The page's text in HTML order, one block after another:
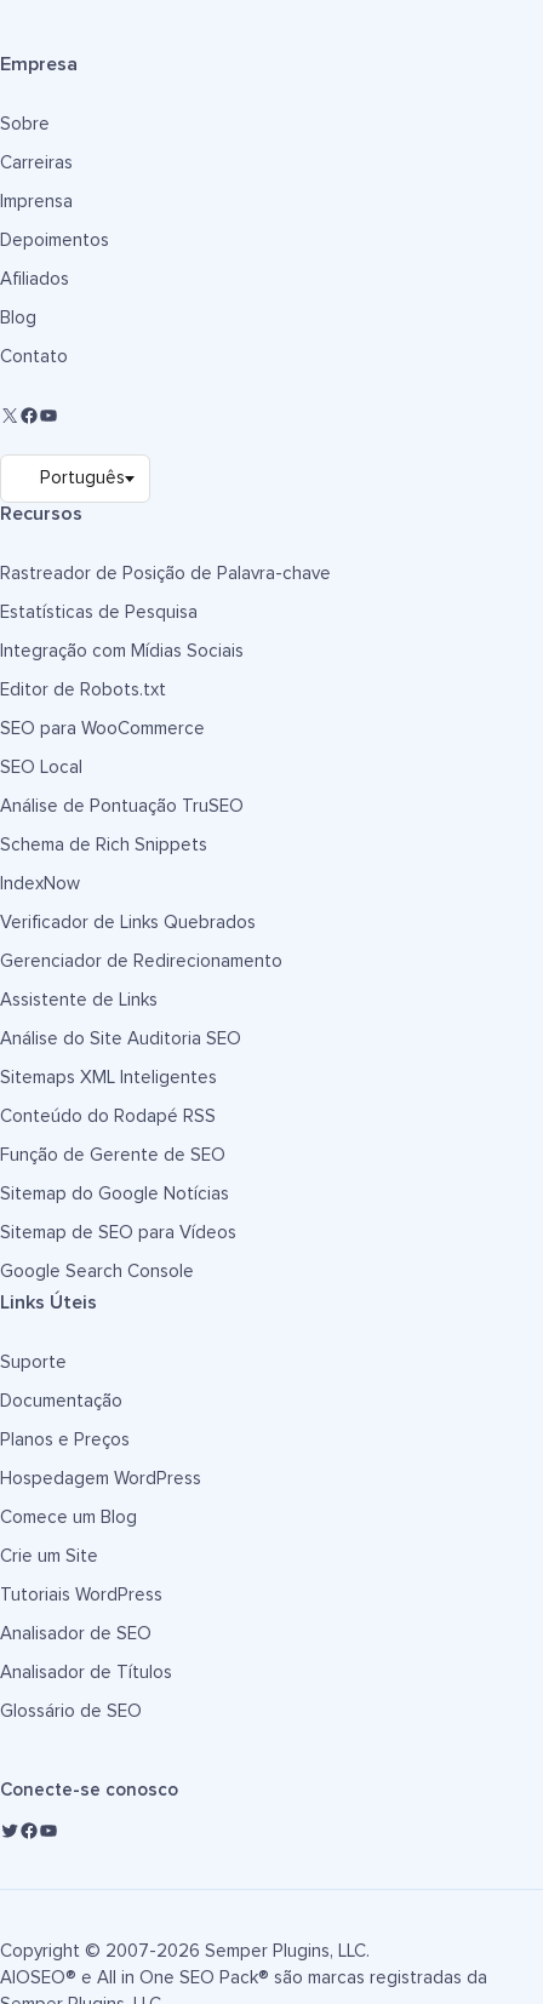
Empresa
Sobre
Carreiras
Imprensa
Depoimentos
Afiliados
Blog
Contato
Recursos
Rastreador de Posição de Palavra-chave
Estatísticas de Pesquisa
Integração com Mídias Sociais
Editor de Robots.txt
SEO para WooCommerce
SEO Local
Análise de Pontuação TruSEO
Schema de Rich Snippets
IndexNow
Verificador de Links Quebrados
Gerenciador de Redirecionamento
Assistente de Links
Análise do Site Auditoria SEO
Sitemaps XML Inteligentes
Conteúdo do Rodapé RSS
Função de Gerente de SEO
Sitemap do Google Notícias
Sitemap de SEO para Vídeos
Google Search Console
Links Úteis
Suporte
Documentação
Planos e Preços
Hospedagem WordPress
Comece um Blog
Crie um Site
Tutoriais WordPress
Analisador de SEO
Analisador de Títulos
Glossário de SEO
Conecte-se conosco
Copyright © 2007-2026 Semper Plugins, LLC.
AIOSEO® e All in One SEO Pack® são marcas registradas da